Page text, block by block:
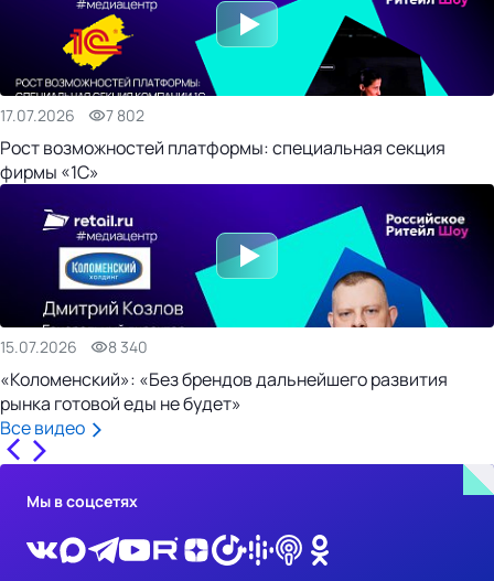
17.07.2026 7 802
Рост возможностей платформы: специальная секция
фирмы «1С»
15.07.2026 8 340
«Коломенский»: «Без брендов дальнейшего развития
рынка готовой еды не будет»
Все видео
Мы в соцсетях